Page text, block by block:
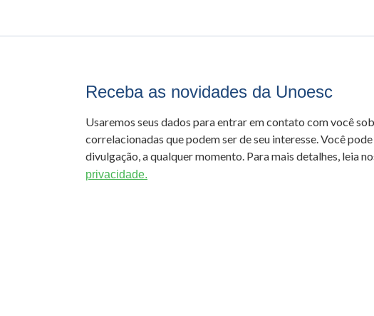
Receba as novidades da Unoesc
Usaremos seus dados para entrar em contato com você
correlacionadas que podem ser de seu interesse. Você
divulgação, a qualquer momento. Para mais detalhes, leia
privacidade.